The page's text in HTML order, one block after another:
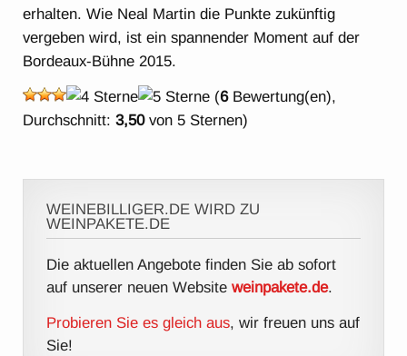
erhalten. Wie Neal Martin die Punkte zukünftig
vergeben wird, ist ein spannender Moment auf der
Bordeaux-Bühne 2015.
(6Bewertung(en),
Durchschnitt:3,50von 5 Sternen)
WEINEBILLIGER.DE WIRD ZU
WEINPAKETE.DE
Die aktuellen Angebote finden Sie ab sofort
auf unserer neuen Websiteweinpakete.de.
Probieren Sie es gleich aus, wir freuen uns auf
Sie!